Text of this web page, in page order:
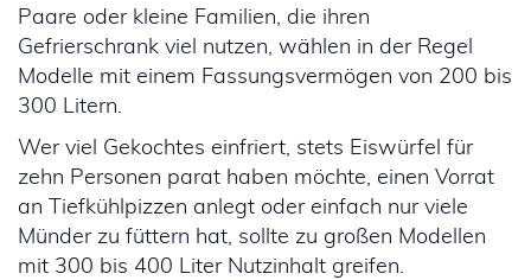
Paare oder kleine Familien, die ihren
Gefrierschrank viel nutzen, wählen in der Regel
Modelle mit einem Fassungsvermögen von 200 bis
300 Litern.
Wer viel Gekochtes einfriert, stets Eiswürfel für
zehn Personen parat haben möchte, einen Vorrat
an Tiefkühlpizzen anlegt oder einfach nur viele
Münder zu füttern hat, sollte zu großen Modellen
mit 300 bis 400 Liter Nutzinhalt greifen.